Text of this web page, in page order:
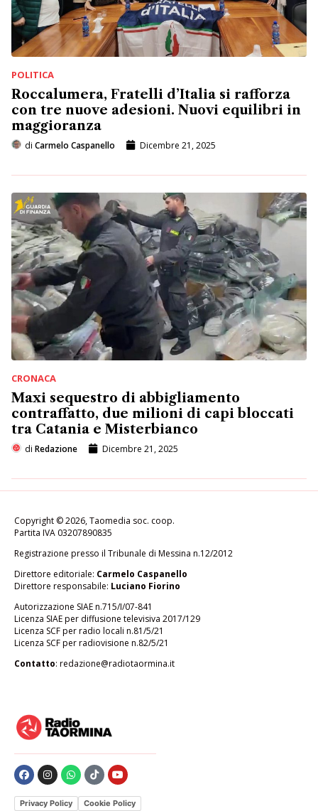
POLITICA
Roccalumera, Fratelli d’Italia si rafforza
con tre nuove adesioni. Nuovi equilibri in
maggioranza
di Carmelo Caspanello Dicembre 21, 2025
CRONACA
Maxi sequestro di abbigliamento
contraffatto, due milioni di capi bloccati
tra Catania e Misterbianco
di Redazione Dicembre 21, 2025
Privacy Policy Cookie Policy
Copyright © 2026, Taomedia soc. coop.
Partita IVA 03207890835
Registrazione presso il Tribunale di Messina n.12/2012
Direttore editoriale: Carmelo Caspanello
Direttore responsabile: Luciano Fiorino
Autorizzazione SIAE n.715/I/07-841
Licenza SIAE per diffusione televisiva 2017/129
Licenza SCF per radio locali n.81/5/21
Licenza SCF per radiovisione n.82/5/21
Contatto: redazione@radiotaormina.it